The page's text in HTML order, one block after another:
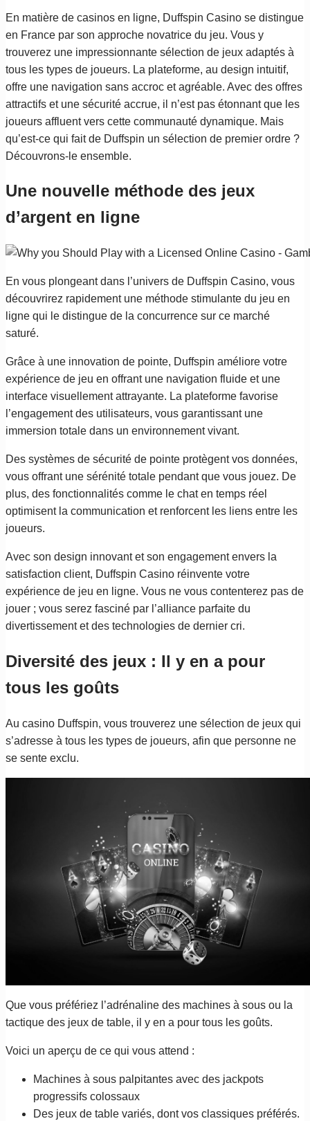
En matière de casinos en ligne, Duffspin Casino se distingue
en France par son approche novatrice du jeu. Vous y
trouverez une impressionnante sélection de jeux adaptés à
tous les types de joueurs. La plateforme, au design intuitif,
offre une navigation sans accroc et agréable. Avec des offres
attractifs et une sécurité accrue, il n’est pas étonnant que les
joueurs affluent vers cette communauté dynamique. Mais
qu’est-ce qui fait de Duffspin un sélection de premier ordre ?
Découvrons-le ensemble.
Une nouvelle méthode des jeux
d’argent en ligne
En vous plongeant dans l’univers de Duffspin Casino, vous
découvrirez rapidement une méthode stimulante du jeu en
ligne qui le distingue de la concurrence sur ce marché
saturé.
Grâce à une innovation de pointe, Duffspin améliore votre
expérience de jeu en offrant une navigation fluide et une
interface visuellement attrayante. La plateforme favorise
l’engagement des utilisateurs, vous garantissant une
immersion totale dans un environnement vivant.
Des systèmes de sécurité de pointe protègent vos données,
vous offrant une sérénité totale pendant que vous jouez. De
plus, des fonctionnalités comme le chat en temps réel
optimisent la communication et renforcent les liens entre les
joueurs.
Avec son design innovant et son engagement envers la
satisfaction client, Duffspin Casino réinvente votre
expérience de jeu en ligne. Vous ne vous contenterez pas de
jouer ; vous serez fasciné par l’alliance parfaite du
divertissement et des technologies de dernier cri.
Diversité des jeux : Il y en a pour
tous les goûts
Au casino Duffspin, vous trouverez une sélection de jeux qui
s’adresse à tous les types de joueurs, afin que personne ne
se sente exclu.
Que vous préfériez l’adrénaline des machines à sous ou la
tactique des jeux de table, il y en a pour tous les goûts.
Voici un aperçu de ce qui vous attend :
Machines à sous palpitantes avec des jackpots
progressifs colossaux
Des jeux de table variés, dont vos classiques préférés.